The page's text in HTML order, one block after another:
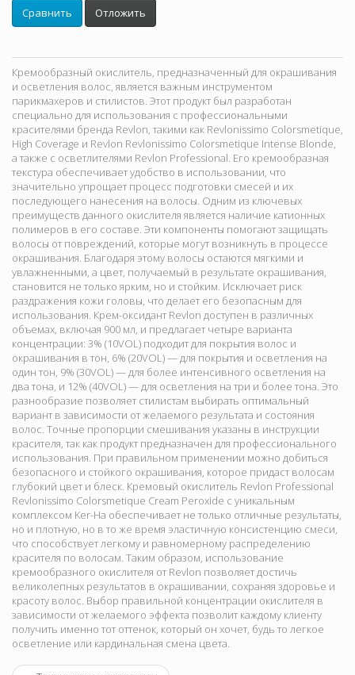
Сравнить Отложить
Кремообразный окислитель, предназначенный для окрашивания
и осветления волос, является важным инструментом
парикмахеров и стилистов. Этот продукт был разработан
специально для использования с профессиональными
красителями бренда Revlon, такими как Revlonissimo Colorsmetique,
High Coverage и Revlon Revlonissimo Colorsmetique Intense Blonde,
а также с осветлителями Revlon Professional. Его кремообразная
текстура обеспечивает удобство в использовании, что
значительно упрощает процесс подготовки смесей и их
последующего нанесения на волосы. Одним из ключевых
преимуществ данного окислителя является наличие катионных
полимеров в его составе. Эти компоненты помогают защищать
волосы от повреждений, которые могут возникнуть в процессе
окрашивания. Благодаря этому волосы остаются мягкими и
увлажненными, а цвет, получаемый в результате окрашивания,
становится не только ярким, но и стойким. Исключает риск
раздражения кожи головы, что делает его безопасным для
использования. Крем-оксидант Revlon доступен в различных
объемах, включая 900 мл, и предлагает четыре варианта
концентрации: 3% (10VOL) подходит для покрытия волос и
окрашивания в тон, 6% (20VOL) — для покрытия и осветления на
один тон, 9% (30VOL) — для более интенсивного осветления на
два тона, и 12% (40VOL) — для осветления на три и более тона. Это
разнообразие позволяет стилистам выбирать оптимальный
вариант в зависимости от желаемого результата и состояния
волос. Точные пропорции смешивания указаны в инструкции
красителя, так как продукт предназначен для профессионального
использования. При правильном применении можно добиться
безопасного и стойкого окрашивания, которое придаст волосам
глубокий цвет и блеск. Кремовый окислитель Revlon Professional
Revlonissimo Colorsmetique Cream Peroxide с уникальным
комплексом Ker-Ha обеспечивает не только отличные результаты,
но и плотную, но в то же время эластичную консистенцию смеси,
что способствует легкому и равномерному распределению
красителя по волосам. Таким образом, использование
кремообразного окислителя от Revlon позволяет достичь
великолепных результатов в окрашивании, сохраняя здоровье и
красоту волос. Выбор правильной концентрации окислителя в
зависимости от желаемого эффекта позволит каждому клиенту
получить именно тот оттенок, который он хочет, будь то легкое
осветление или кардинальная смена цвета.